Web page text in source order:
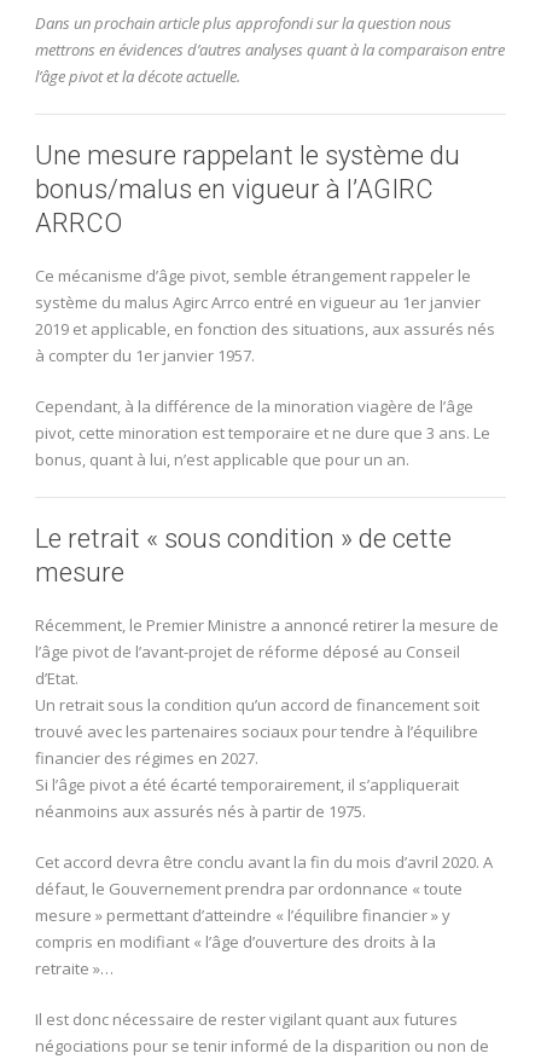
Dans un prochain article plus approfondi sur la question nous
mettrons en évidences d’autres analyses quant à la comparaison entre
l’âge pivot et la décote actuelle.
Une mesure rappelant le système du
bonus/malus en vigueur à l’AGIRC
ARRCO
Ce mécanisme d’âge pivot, semble étrangement rappeler le
système du malus Agirc Arrco entré en vigueur au 1er janvier
2019 et applicable, en fonction des situations, aux assurés nés
à compter du 1er janvier 1957.
Cependant, à la différence de la minoration viagère de l’âge
pivot, cette minoration est temporaire et ne dure que 3 ans. Le
bonus, quant à lui, n’est applicable que pour un an.
Le retrait « sous condition » de cette
mesure
Récemment, le Premier Ministre a annoncé retirer la mesure de
l’âge pivot de l’avant-projet de réforme déposé au Conseil
d’Etat.
Un retrait sous la condition qu’un accord de financement soit
trouvé avec les partenaires sociaux pour tendre à l’équilibre
financier des régimes en 2027.
Si l’âge pivot a été écarté temporairement, il s’appliquerait
néanmoins aux assurés nés à partir de 1975.
Cet accord devra être conclu avant la fin du mois d’avril 2020. A
défaut, le Gouvernement prendra par ordonnance « toute
mesure » permettant d’atteindre « l’équilibre financier » y
compris en modifiant « l’âge d’ouverture des droits à la
retraite »…
Il est donc nécessaire de rester vigilant quant aux futures
négociations pour se tenir informé de la disparition ou non de